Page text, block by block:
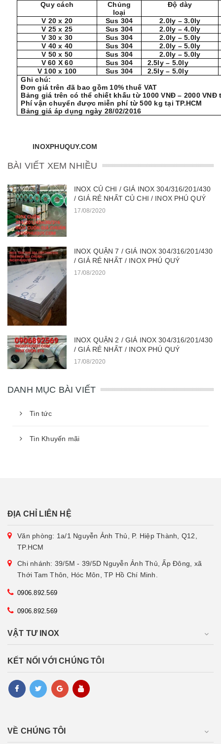
Quy cách
Chủng
loại
Độ dày
V 20 x 20 Sus 304
2.0ly – 3.0ly
V 25 x 25
Sus 304
2.0ly – 4.0ly
V 30 x 30
Sus 304
2.0ly – 5.0ly
V 40 x 40
Sus 304
2.0ly – 5.0ly
V 50 x 50
Sus 304
2.0ly – 5.0ly
V 60 X 60
Sus 304
2.5ly – 5.0ly
V 100 x 100
Sus 304
2.5ly – 5.0ly
Ghi chú:
Đơn giá trên đã bao gồm 10% thuế VAT
Bảng giá trên có thể chiết khấu từ 1000 VNĐ – 2000
Phí vận chuyển được miễn phí từ 500 kg tại TP.HCM
Bảng giá áp dụng ngày 28/02/2016
INOXPHUQUY.COM
BÀI VIẾT XEM NHIỀU
INOX CỦ CHI / GIÁ INOX 304/316/201/430
/ GIÁ RẺ NHẤT CỦ CHI / INOX PHÚ QUÝ
17/08/2020
INOX QUẬN 7 / GIÁ INOX 304/316/201/430
/ GIÁ RẺ NHẤT / INOX PHÚ QUÝ
17/08/2020
INOX QUẬN 2 / GIÁ INOX 304/316/201/430
/ GIÁ RẺ NHẤT / INOX PHÚ QUÝ
17/08/2020
DANH MỤC BÀI VIẾT
Tin tức
Tin Khuyến mãi
ĐỊA CHỈ LIÊN HỆ
Văn phòng: 1a/1 Nguyễn Ảnh Thủ, P. Hiệp Thành, Q12,
TP.HCM
Chi nhánh: 39/5M - 39/5D Nguyễn Ảnh Thủ, Ấp Đông, xã
Thới Tam Thôn, Hóc Môn, TP Hồ Chí Minh.
0906.892.569
0906.892.569
VẬT TƯ INOX
KẾT NỐI VỚI CHÚNG TÔI
VỀ CHÚNG TÔI